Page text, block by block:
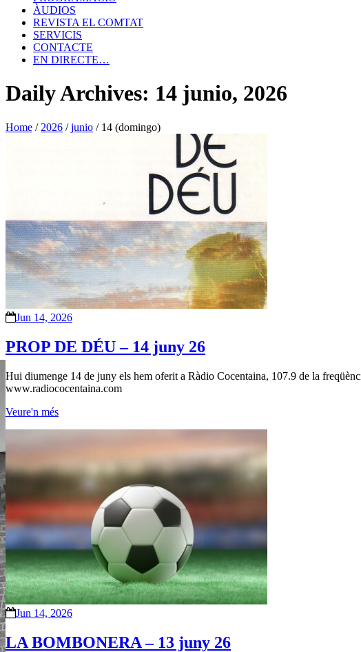
ÀUDIOS
REVISTA EL COMTAT
SERVICIS
CONTACTE
EN DIRECTE…
Daily Archives: 14 junio, 2026
Home / 2026 /junio / 14 (domingo)
Jun 14, 2026
PROP DE DÉU – 14 juny 26
Hui diumenge 14 de juny els hem oferit a Ràdio Cocentaina, 107.9 de la
www.radiococentaina.com
Veure'n més
Jun 14, 2026
LA BOMBONERA – 13 juny 26